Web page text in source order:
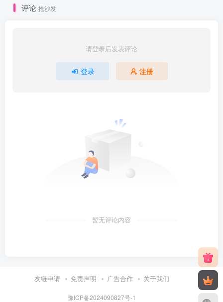
评论 抢沙发
请登录后发表评论
登录 注册
暂无评论内容
友链申请 免责声明 广告合作 关于我们
豫ICP备2024090827号-1